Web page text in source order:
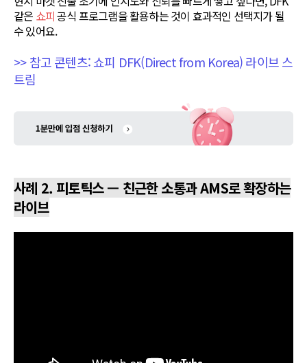
같은 쇼피공식 프로그램을 활용하는 것이 효과적인 선택지가 될
수 있어요.
>> 참고 콘텐츠: 쇼피 DFK(Direct from Korea) 라이브 스
트림
사례 2. 피토틱스 — 친근한 소통과 AMS로 확장하는
라이브